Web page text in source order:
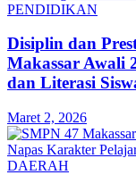
PENDIDIKAN
Disiplin dan
Makassar Awali
dan Literasi
Maret 2, 2026
DAERAH